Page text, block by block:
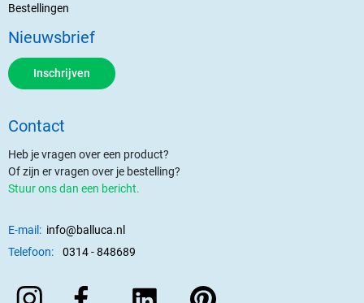
Bestellingen
Nieuwsbrief
Inschrijven
Contact
Heb je vragen over een product?
Of zijn er vragen over je bestelling?
Stuur ons dan een bericht.
E-mail: info@balluca.nl
Telefoon:
0314 - 848689